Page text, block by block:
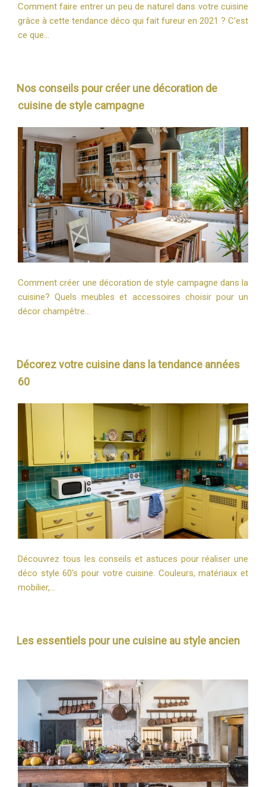
Comment faire entrer un peu de naturel dans votre cuisine
grâce à cette tendance déco qui fait fureur en 2021 ? C'est
ce que…
Nos conseils pour créer une décoration de
cuisine de style campagne
Comment créer une décoration de style campagne dans la
cuisine? Quels meubles et accessoires choisir pour un
décor champêtre…
Décorez votre cuisine dans la tendance années
60
Découvrez tous les conseils et astuces pour réaliser une
déco style 60's pour votre cuisine. Couleurs, matériaux et
mobilier,…
Les essentiels pour une cuisine au style ancien